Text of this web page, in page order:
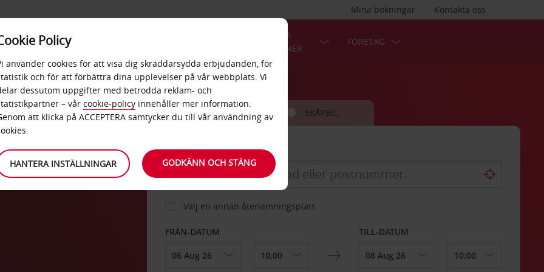
Kontakta oss
Mina bokningar
ERBJUDANDEN
POPULÄRA
DESTINATIONER
FÖRETAG
BIL SKÅPBIL
HÄMTA FRÅN
Välj en annan återlämningsplats
FRÅN-DATUM TILL-DATUM
Policy
använder cookies för att visa dig skräddarsydda erbjudanden, för
och för att förbättra dina upplevelser på vår webbplats. Vi
dessutom uppgifter med betrodda reklam- och
– vår cookie-policy innehåller mer information.
att klicka på ACCEPTERA samtycker du till vår användning av
HANTERA INSTÄLLNINGAR GODKÄNN OCH STÄNG